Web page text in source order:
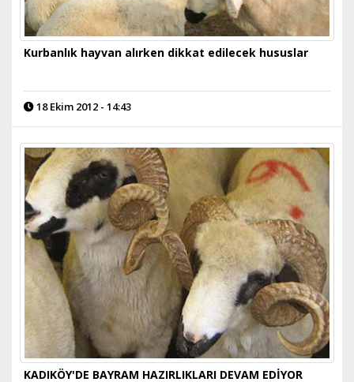
Kurbanlık hayvan alırken dikkat edilecek hususlar
18 Ekim 2012 - 14:43
KADIKÖY'DE BAYRAM HAZIRLIKLARI DEVAM EDİYOR